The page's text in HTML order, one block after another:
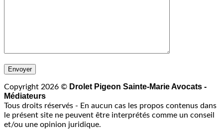
Copyright 2026 © Drolet Pigeon Sainte-Marie Avocats -
Médiateurs
Tous droits réservés - En aucun cas les propos contenus dans
le présent site ne peuvent être interprétés comme un conseil
et/ou une opinion juridique.